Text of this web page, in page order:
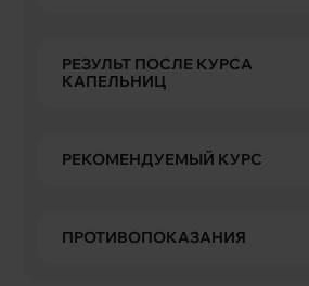
РЕЗУЛЬТ ПОСЛЕ КУРСА
КАПЕЛЬНИЦ
РЕКОМЕНДУЕМЫЙ КУРС
ПРОТИВОПОКАЗАНИЯ